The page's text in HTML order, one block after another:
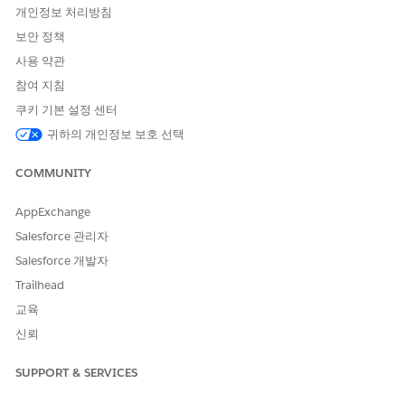
다.
비즈니스가 변화하는 세금 규정에 적응하거나 고유한 데이터 요
구 사항이 있는 새로운 지역으로 확장해야 하며 사용자 정의 코
드 개발을 방지하려는 경우
확장 세금 인터페이스 작동 방식
Salesforce는 다음 기능을 사용하여 기존 세금 인터페이스를 확장
사용자 정의 메타데이터 유형 및 매핑: 이는 기존 세금 인터페이
의 기본 사용자 정의 메타데이터 유형을 만들어 모든 매핑 정의
를 유지합니다. 사용자 정의 메타데이터 유형 내에서 추가할 각
사용자 정의 필드에 대한 개별 레코드를 만듭니다. 각 매핑 레코
드는 시스템에 사용할 Salesforce 필드, API 호출에서 필드의
려줍니다.
세금 엔진 공급자: 세금 공급자와의 구성된 연결입니다. 사용자
시스템은 사용자 정의 메타데이터 유형의 필드 매핑을 사용하여
개인정보 처리방침
보안 정책
사용 약관
참여 지침
쿠키 기본 설정 센터
귀하의 개인정보 보호 선택
COMMUNITY
AppExchange
Salesforce 관리자
Salesforce 개발자
Trailhead
교육
신뢰
SUPPORT & SERVICES